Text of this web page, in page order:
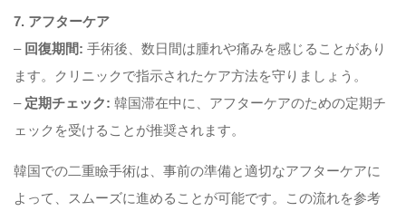
7. アフターケア
– 回復期間: 手術後、数日間は腫れや痛みを感じることがあり
ます。クリニックで指示されたケア方法を守りましょう。
– 定期チェック: 韓国滞在中に、アフターケアのための定期チ
ェックを受けることが推奨されます。
韓国での二重瞼手術は、事前の準備と適切なアフターケアに
よって、スムーズに進めることが可能です。この流れを参考